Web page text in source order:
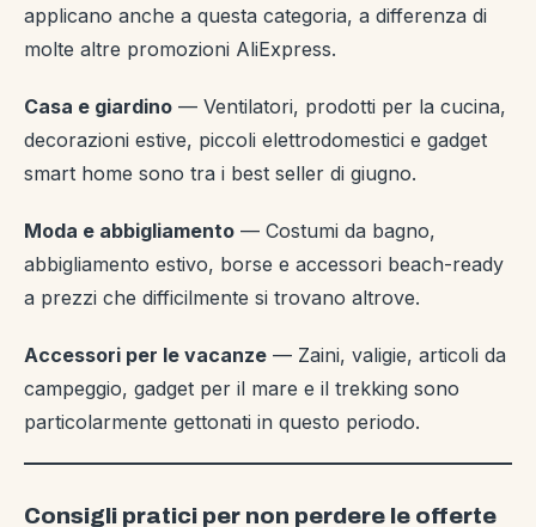
applicano anche a questa categoria, a differenza di
molte altre promozioni AliExpress.
Casa e giardino — Ventilatori, prodotti per la cucina,
decorazioni estive, piccoli elettrodomestici e gadget
smart home sono tra i best seller di giugno.
Moda e abbigliamento — Costumi da bagno,
abbigliamento estivo, borse e accessori beach-ready
a prezzi che difficilmente si trovano altrove.
Accessori per le vacanze — Zaini, valigie, articoli da
campeggio, gadget per il mare e il trekking sono
particolarmente gettonati in questo periodo.
Consigli pratici per non perdere le offerte